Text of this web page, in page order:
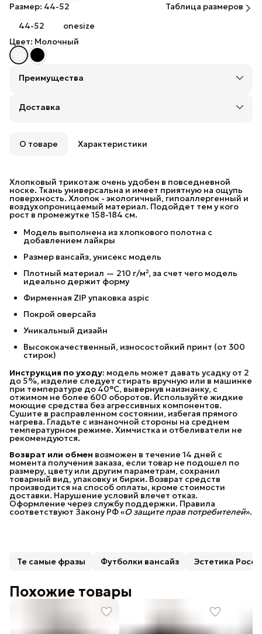
Размер: 44-52
Таблица размеров
44-52
onesize
Цвет: Молочный
Преимущества
Оплата — картой, СБП или наличными
Доставка в пункты выдачи или до двери: Яндекс,
Бесплатная доставка в пункты выдачи заказов
предоставляется бесплатная доставка в пункты
выдачи СДЭК.
При заказе на сумму от 20 000 рублей
предоставляется бесплатная доставка Почтой
России.
Доставка
О товаре Характеристики
Хлопковый трикотаж очень удобен в повседневной
носке. Ткань универсальна и имеет приятную на ощупь
поверхность. Хлопок - экологичный, гипоаллергенный и
воздухопроницаемый материал. Подойдет тем у кого
рост в промежутке 158-184 см.
Модель выполнена из хлопкового полотна с
добавлением лайкры
Размер вансайз, унисекс модель
Плотный материал — 210 г/м², за счет чего модель
идеально держит форму
Фирменная ZIP упаковка aspic
Покрой оверсайз
Уникальный дизайн
Высококачественный, износостойкий принт (от 300
стирок)
Инструкция по уходу: модель может давать усадку от 2
до 5%, изделие следует стирать вручную или в машинке
при температуре до 40°C, вывернув наизнанку, с
отжимом не более 600 оборотов. Используйте жидкие
моющие средства без агрессивных компонентов.
Сушите в расправленном состоянии, избегая прямого
нагрева. Гладьте с изнаночной стороны на среднем
температурном режиме. Химчистка и отбеливатели не
рекомендуются.
Возврат или обмен возможен в течение 14 дней с
момента получения заказа, если товар не подошел по
размеру, цвету или другим параметрам, сохранил
товарный вид, упаковку и бирки. Возврат средств
производится на способ оплаты, кроме стоимости
доставки. Нарушение условий влечет отказ.
Оформление через службу поддержки. Правила
соответствуют Закону РФ «О защите прав потребителей».
Те самые фразы Футболки вансайз Эстетика
Похожие товары